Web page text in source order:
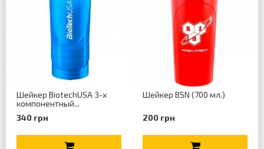
Шейкер BiotechUSA 3-х
компонентный...
340 грн
Шейкер BSN (700 мл.)
200 грн